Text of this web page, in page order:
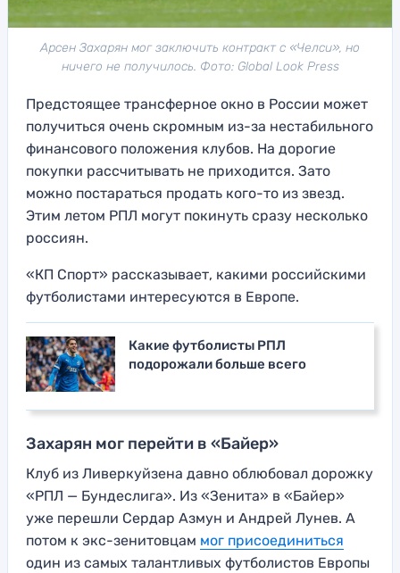
Арсен Захарян мог заключить контракт с «Челси», но
ничего не получилось. Фото: Global Look Press
Предстоящее трансферное окно в России может
получиться очень скромным из-за нестабильного
финансового положения клубов. На дорогие
покупки рассчитывать не приходится. Зато
можно постараться продать кого-то из звезд.
Этим летом РПЛ могут покинуть сразу несколько
россиян.
«КП Спорт» рассказывает, какими российскими
футболистами интересуются в Европе.
Какие футболисты РПЛ
подорожали больше всего
Захарян мог перейти в «Байер»
Клуб из Ливеркуйзена давно облюбовал дорожку
«РПЛ — Бундеслига». Из «Зенита» в «Байер»
уже перешли Сердар Азмун и Андрей Лунев. А
потом к экс-зенитовцам мог присоединиться
один из самых талантливых футболистов Европы